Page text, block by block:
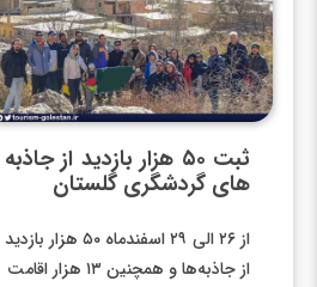
ثبت ۵۰ هزار بازدید از جاذبه
های گردشگری گلستان
از ۲۶ الی ۲۹ اسفندماه ۵۰ هزار بازدید
از جاذبه‌ها و همچنین ۱۳ هزار اقامت